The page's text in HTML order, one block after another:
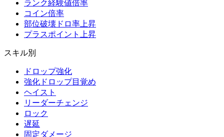
ランク経験値倍率
コイン倍率
部位破壊ドロ率上昇
プラスポイント上昇
スキル別
ドロップ強化
強化ドロップ目覚め
ヘイスト
リーダーチェンジ
ロック
遅延
固定ダメージ